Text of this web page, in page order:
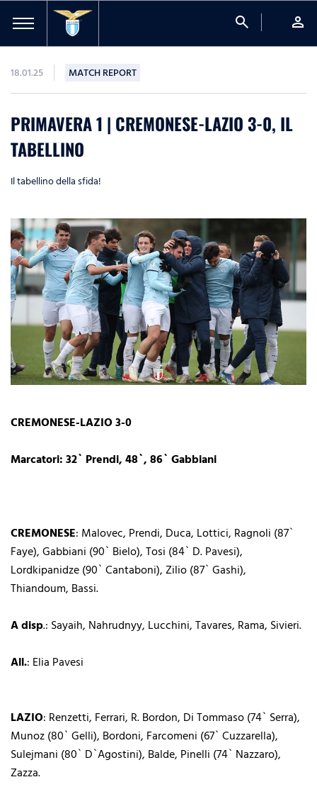
search person
18.01.25 MATCH REPORT
PRIMAVERA 1 | CREMONESE-LAZIO 3-0, IL
TABELLINO
Il tabellino della sfida!
CREMONESE-LAZIO 3-0
Marcatori: 32` Prendi, 48`, 86` Gabbiani
CREMONESE: Malovec, Prendi, Duca, Lottici, Ragnoli (87`
Faye), Gabbiani (90` Bielo), Tosi (84` D. Pavesi),
Lordkipanidze (90` Cantaboni), Zilio (87` Gashi),
Thiandoum, Bassi.
A disp.: Sayaih, Nahrudnyy, Lucchini, Tavares, Rama, Sivieri.
All.: Elia Pavesi
LAZIO: Renzetti, Ferrari, R. Bordon, Di Tommaso (74` Serra),
Munoz (80` Gelli), Bordoni, Farcomeni (67` Cuzzarella),
Sulejmani (80` D`Agostini), Balde, Pinelli (74` Nazzaro),
Zazza.